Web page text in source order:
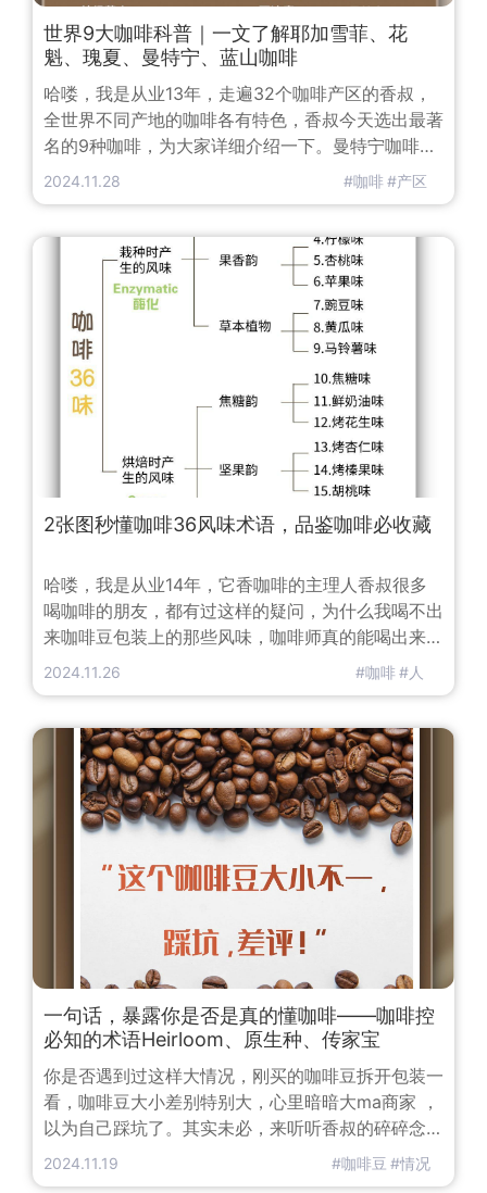
世界9大咖啡科普｜一文了解耶加雪菲、花
魁、瑰夏、曼特宁、蓝山咖啡
哈喽，我是从业13年，走遍32个咖啡产区的香叔，
全世界不同产地的咖啡各有特色，香叔今天选出最著
名的9种咖啡，为大家详细介绍一下。曼特宁咖啡产
自印尼苏门答腊岛北部，是最有“咖啡味儿”的咖啡。
树。特殊的种植环境和湿刨处理法让曼特宁具有果木
的香，焦糖的甜，喝完还有很强的回甘，特别适合亚
洲人口味。蓝山咖啡是产在蓝山
2024.11.28 #咖啡#产区
2张图秒懂咖啡36风味术语，品鉴咖啡必收藏
哈喽，我是从业14年，它香咖啡的主理人香叔很多
喝咖啡的朋友，都有过这样的疑问，为什么我喝不出
来咖啡豆包装上的那些风味，咖啡师真的能喝出来
吗？是不是商家编造出来的玄学呢？这是因为我们熟
富士、国光、阿克苏、黄香蕉、蛇果等不同的10种
苹果削皮切成一样的小块，单独吃你是可以很清楚知
道自己吃的是哪一款苹果，但是削皮切成
2024.11.26 #咖啡#人
一句话，暴露你是否是真的懂咖啡——咖啡控
必知的术语Heirloom、原生种、传家宝
你是否遇到过这样大情况，刚买的咖啡豆拆开包装一
看，咖啡豆大小差别特别大，心里暗暗大ma商家 ，
以为自己踩坑了。其实未必，来听听香叔的碎碎念
吧。不知道你有没有留意到，埃塞的咖啡豆包装上经
2024.11.19 #咖啡豆 #情况